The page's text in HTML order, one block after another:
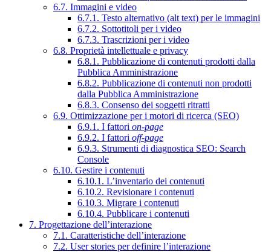
6.7. Immagini e video
6.7.1. Testo alternativo (alt text) per le immagini
6.7.2. Sottotitoli per i video
6.7.3. Trascrizioni per i video
6.8. Proprietà intellettuale e privacy
6.8.1. Pubblicazione di contenuti prodotti dalla
Pubblica Amministrazione
6.8.2. Pubblicazione di contenuti non prodotti
dalla Pubblica Amministrazione
6.8.3. Consenso dei soggetti ritratti
6.9. Ottimizzazione per i motori di ricerca (SEO)
6.9.1. I fattori on-page
6.9.2. I fattori off-page
6.9.3. Strumenti di diagnostica SEO: Search
Console
6.10. Gestire i contenuti
6.10.1. L’inventario dei contenuti
6.10.2. Revisionare i contenuti
6.10.3. Migrare i contenuti
6.10.4. Pubblicare i contenuti
7. Progettazione dell’interazione
7.1. Caratteristiche dell’interazione
7.2. User stories per definire l’interazione